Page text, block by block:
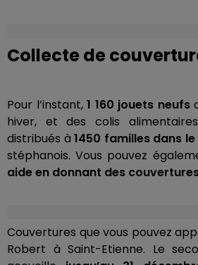
Collecte de
Pour l’instant,1 160 jouets neufs
hiver, et des colis
distribués à1450 familles dans
stéphanois. Vous pouvez
aide en donnant des
Couvertures que vous pouvez
Robert à Saint-Etienne. Le